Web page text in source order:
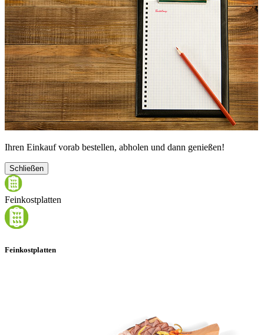
Ihren Einkauf vorab bestellen, abholen und dann genießen!
Schließen
Feinkostplatten
Feinkostplatten